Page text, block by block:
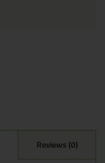
Reviews (0)